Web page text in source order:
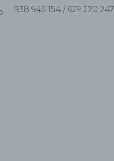
938 945 154 / 629 220 247